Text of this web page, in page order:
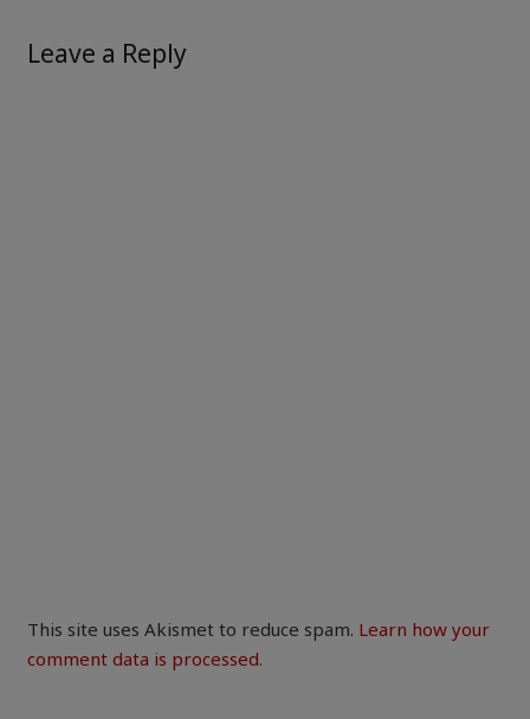
Leave a Reply
This site uses Akismet to reduce spam. Learn how your
comment data is processed.